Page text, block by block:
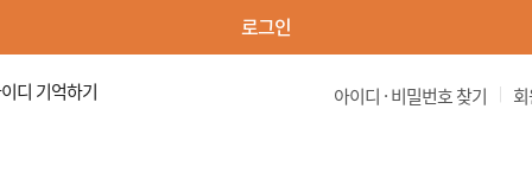
로그인
디 기억하기 |
아이디 · 비밀번호 찾기